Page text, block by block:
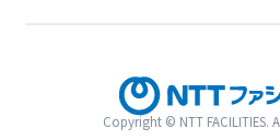
Copyright © NTT FACILITIES.